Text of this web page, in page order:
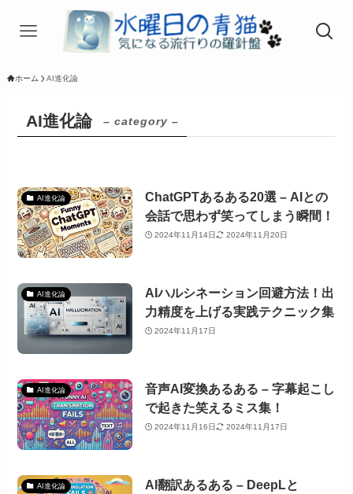
ホーム AI進化論
AI進化論 – category –
AI進化論
ChatGPTあるある20選 – AIとの
会話で思わず笑ってしまう瞬間！
2024年11月14日 2024年11月20日
AI進化論
AIハルシネーション回避方法！出
力精度を上げる実践テクニック集
2024年11月17日
AI進化論
音声AI変換あるある – 字幕起こし
で起きた笑えるミス集！
2024年11月16日 2024年11月17日
AI進化論
AI翻訳あるある – DeepLと